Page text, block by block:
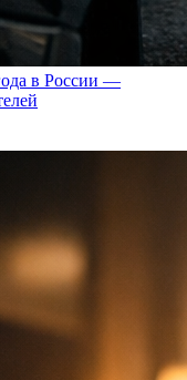
в России —